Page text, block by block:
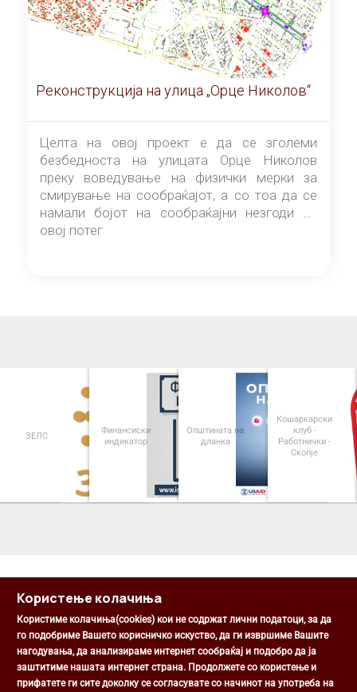
Реконструкција на улица „Орце Николов“
Целта на овој проект е да се зголеми
безбедноста на улицата Орце Николов
преку воведување на физички мерки за
смирување на сообраќајот, а со тоа да се
намали бојот на сообраќајни незгоди на
овој потег
ЗЕЛС
Финансиски
индикатор
Општината на
дланка
Кошаркарски
клуб -
Работнички -
Скопје
Општина Центар
Михаил Цоков бр. 1, Скопје
Користење колачиња
Користиме колачиња(cookies) кои не содржат лични податоци, за да
го подобриме Вашето корисничко искуство, да ги извршиме Вашите
нагодувања, да анализираме интернет сообраќај и подобро да ја
заштитиме нашата интернет страна. Продолжете со користење и
прифатете ги сите доколку се согласувате со начинот на употреба на